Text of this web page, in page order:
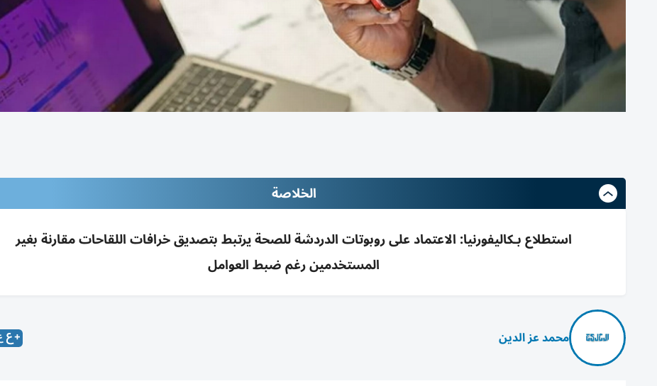
الخلاصة
استطلاع بـكاليفورنيا: الاعتماد على روبوتات الدردشة للصحة يرتبط بتصديق خرافات اللقاحات مقارنة بغير
المستخدمين رغم ضبط العوامل
محمد عز الدين